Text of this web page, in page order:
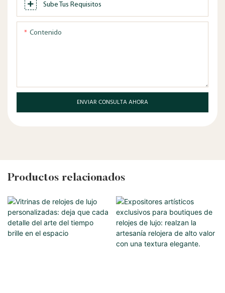
Sube Tus Requisitos
Contenido
ENVIAR CONSULTA AHORA
Productos relacionados